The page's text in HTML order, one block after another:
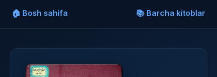
🏠 Bosh sahifa 📚 Barcha kitoblar